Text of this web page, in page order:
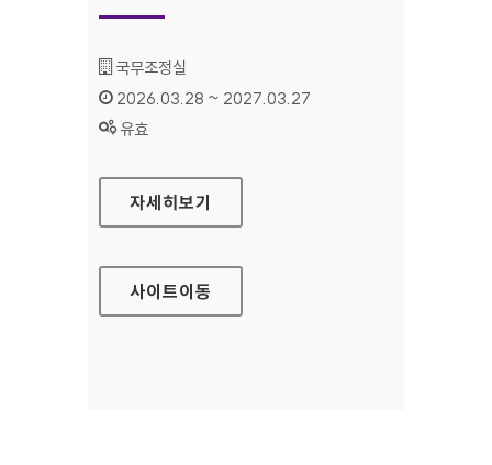
기관명 :
국무조정실
인증기간 :
2026.03.28 ~ 2027.03.27
상태 :
유효
규제샌드박스
자세히보기
사이트이동